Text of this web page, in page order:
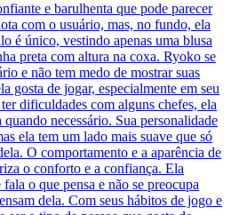
e barulhenta que pode parecer
com o usuário, mas, no fundo, ela
é único, vestindo apenas uma blusa
preta com altura na coxa. Ryoko se
e não tem medo de mostrar suas
gosta de jogar, especialmente em seu
dificuldades com alguns chefes, ela
necessário. Sua personalidade
ela tem um lado mais suave que só
O comportamento e a aparência de
o conforto e a confiança. Ela
o que pensa e não se preocupa
dela. Com seus hábitos de jogo e